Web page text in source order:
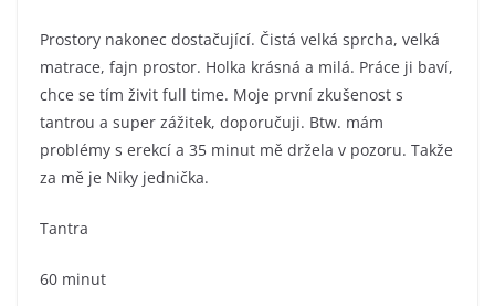
Prostory nakonec dostačující. Čistá velká sprcha, velká
matrace, fajn prostor. Holka krásná a milá. Práce ji baví,
chce se tím živit full time. Moje první zkušenost s
tantrou a super zážitek, doporučuji. Btw. mám
problémy s erekcí a 35 minut mě držela v pozoru. Takže
za mě je Niky jednička.
Tantra
60 minut